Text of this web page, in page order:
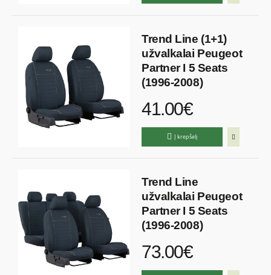
Trend Line (1+1)
užvalkalai Peugeot
Partner I 5 Seats
(1996-2008)
41.00€
Į krepšelį
Trend Line
užvalkalai Peugeot
Partner I 5 Seats
(1996-2008)
73.00€